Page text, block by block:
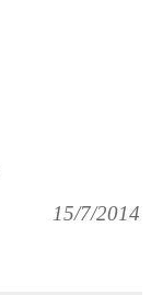
15/7/2014